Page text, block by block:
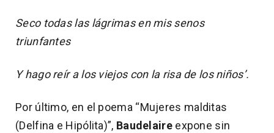
Seco todas las lágrimas en mis senos
triunfantes
Y hago reír a los viejos con la risa de los niños’.
Por último, en el poema “Mujeres malditas
(Delfina e Hipólita)”, Baudelaireexpone sin